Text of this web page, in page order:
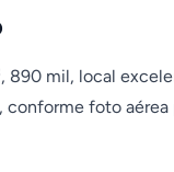
890 mil, local
conforme foto